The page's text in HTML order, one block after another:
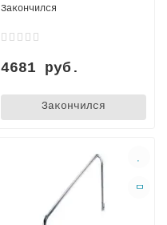
Закончился
4681 руб.
Закончился